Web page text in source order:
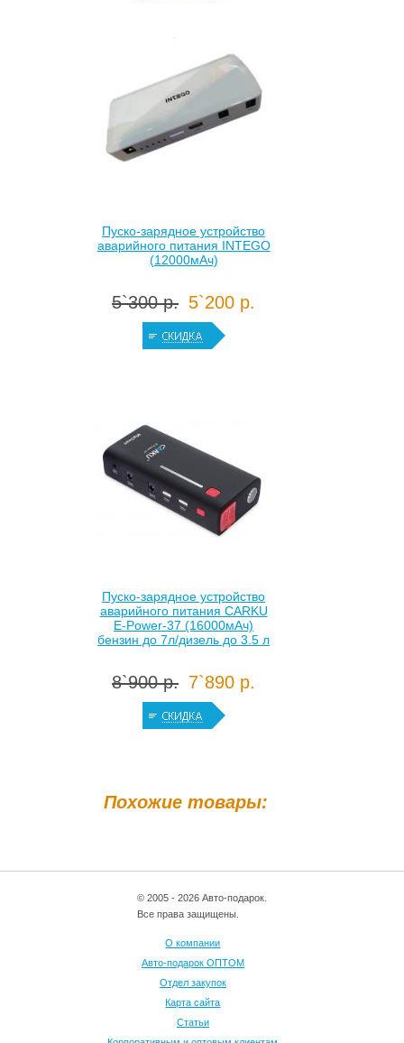
Похожие товары:
Пуско-зарядное устройство
аварийного питания INTEGO
(12000мАч)
5`300 р. 5`200 р.
Пуско-зарядное устройство
аварийного питания CARKU
E-Power-37 (16000мАч)
бензин до 7л/дизель до 3.5 л
8`900 р. 7`890 р.
© 2005 - 2026 Авто-подарок.
Все права защищены.
О компании
Авто-подарок ОПТОМ
Отдел закупок
Карта сайта
Статьи